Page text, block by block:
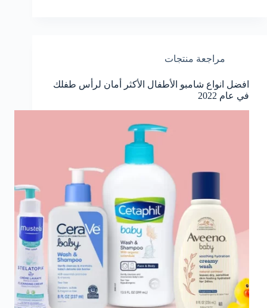
مراجعة منتجات
افضل انواع شامبو الأطفال الأكثر أمان لرأس طفلك
في عام 2022